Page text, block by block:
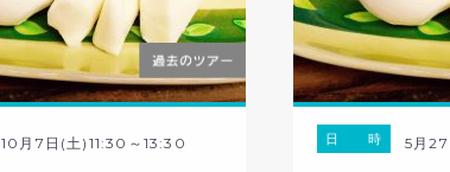
10月7日(土)11:30～13:30 日 時 5月